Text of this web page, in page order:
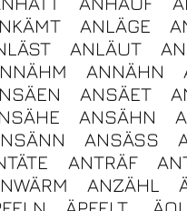
ANLÄGE
ANLÄUT
ANNÄHN
ANSÄET
ANSÄHN
ANSÄSS
ANTRÄF
ANZÄHL